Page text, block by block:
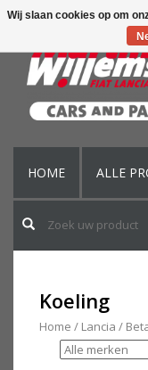
HOME ALLE
Koeling
Home / Lancia /
Wij slaan cookies op om